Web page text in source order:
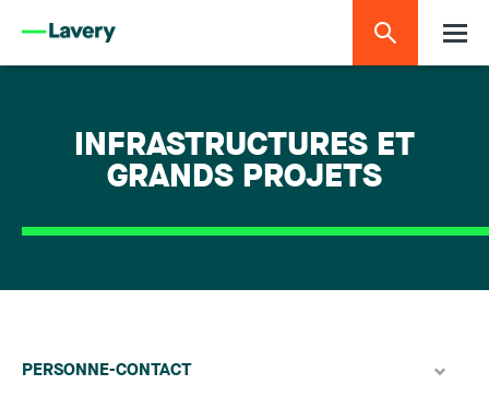
INFRASTRUCTURES ET
GRANDS PROJETS
PERSONNE-CONTACT